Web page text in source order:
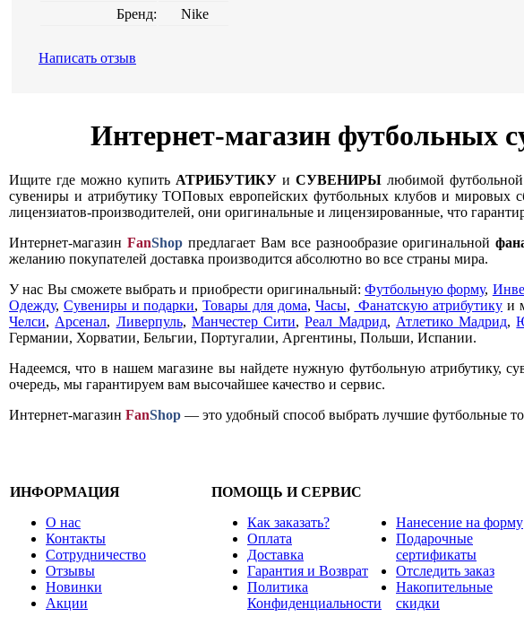
Бренд:
Nike
Написать отзыв
Интернет-магазин футбольных
Ищите где можно купить АТРИБУТИКУ и СУВЕНИРЫ любимой
сувениры и атрибутику ТОПовых европейских футбольных клубов и мировых
лицензиатов-производителей, они оригинальные и лицензированные, что
Интернет-магазин FanShopпредлагает Вам все разнообразие оригинальной
желанию покупателей доставка производится абсолютно во все страны мира.
У нас Вы сможете выбрать и приобрести оригинальный:Футбольную форму,
Одежду, Сувениры и подарки,Товары для дома, Часы, Фанатскую атрибутикуи
Челси, Арсенал, Ливерпуль, Манчестер Сити,Реал Мадрид, Атлетико Мадрид,
Германии, Хорватии, Бельгии, Португалии, Аргентины, Польши, Испании.
Надеемся, что в нашем магазине вы найдете нужную футбольную атрибутику,
очередь, мы гарантируем вам высочайшее качество и сервис.
Интернет-магазин FanShop — это удобный способ выбрать лучшие футбольные
ИНФОРМАЦИЯ
О нас
Контакты
Сотрудничество
Отзывы
Новинки
Акции
ПОМОЩЬ И СЕРВИС
Как заказать?
Оплата
Доставка
Гарантия и Возврат
Политика
Конфиденциальности
Нанесение на форму
Подарочные
сертификаты
Отследить заказ
Накопительные
скидки